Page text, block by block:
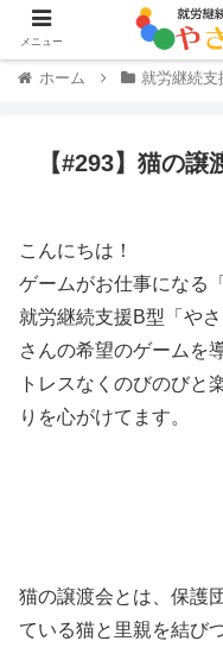
ホーム 就労継続
【#293】猫の
こんにちは！
ゲームがお仕事になる
就労継続支援B型「や
さんの希望のゲームを
トレスなくのびのびと
りを心がけてます。
猫の譲渡会とは、保護
ている猫と里親を結び
メニュー